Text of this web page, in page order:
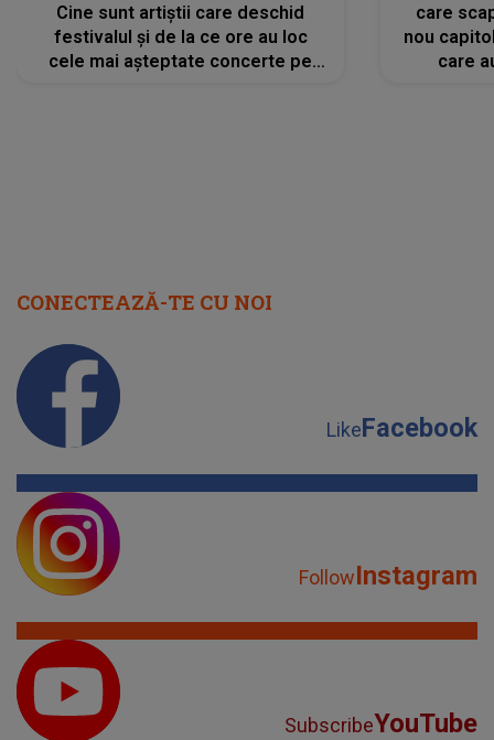
Cine sunt artiștii care deschid
festivalul și de la ce ore au loc
cele mai așteptate concerte pe
care
nou
care
CONECTEAZĂ-TE CU NOI
LikeFacebook
FollowInstagram
SubscribeYouTube